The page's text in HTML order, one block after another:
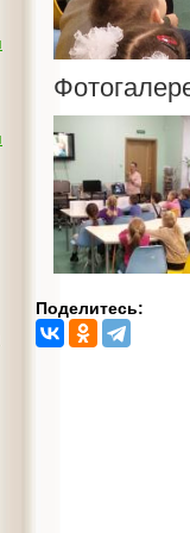
Поделитесь: